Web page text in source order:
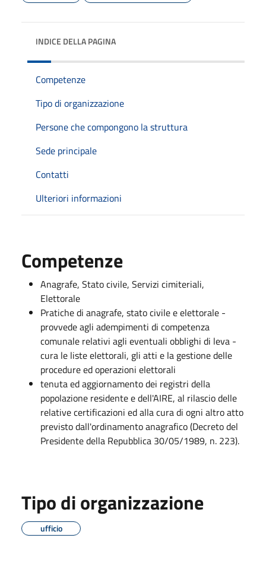
INDICE DELLA PAGINA
Competenze
Tipo di organizzazione
Persone che compongono la struttura
Sede principale
Contatti
Ulteriori informazioni
Competenze
Anagrafe, Stato civile, Servizi cimiteriali,
Elettorale
Pratiche di anagrafe, stato civile e elettorale -
provvede agli adempimenti di competenza
comunale relativi agli eventuali obblighi di leva -
cura le liste elettorali, gli atti e la gestione delle
procedure ed operazioni elettorali
tenuta ed aggiornamento dei registri della
popolazione residente e dell'AIRE, al rilascio delle
relative certificazioni ed alla cura di ogni altro atto
previsto dall'ordinamento anagrafico (Decreto del
Presidente della Repubblica 30/05/1989, n. 223).
Tipo di organizzazione
ufficio